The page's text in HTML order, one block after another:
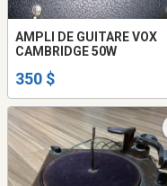
AMPLI DE GUITARE VOX
CAMBRIDGE 50W
350 $